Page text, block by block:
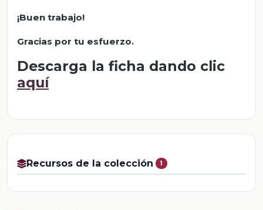
¡Buen trabajo!
Gracias por tu esfuerzo.
Descarga la ficha dando clic
aquí
Recursos de la colección 1